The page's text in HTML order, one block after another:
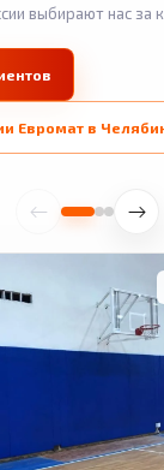
выбирают нас за
Евромат в